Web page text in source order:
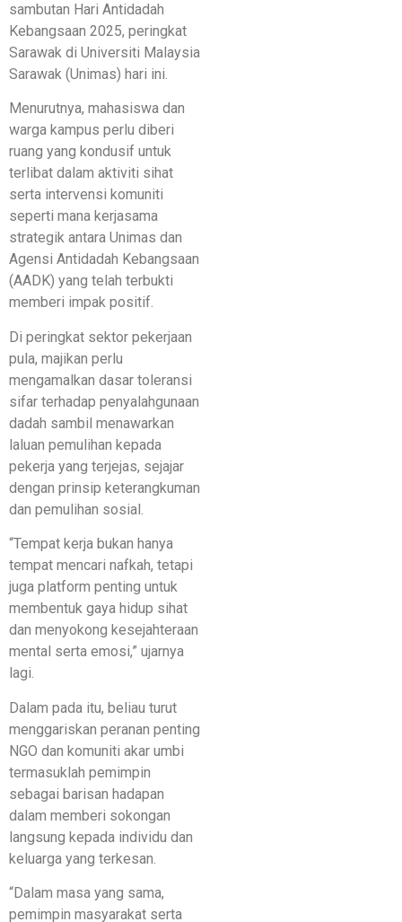
sambutan Hari Antidadah
Kebangsaan 2025, peringkat
Sarawak di Universiti Malaysia
Sarawak (Unimas) hari ini.
Menurutnya, mahasiswa dan
warga kampus perlu diberi
ruang yang kondusif untuk
terlibat dalam aktiviti sihat
serta intervensi komuniti
seperti mana kerjasama
strategik antara Unimas dan
Agensi Antidadah Kebangsaan
(AADK) yang telah terbukti
memberi impak positif.
Di peringkat sektor pekerjaan
pula, majikan perlu
mengamalkan dasar toleransi
sifar terhadap penyalahgunaan
dadah sambil menawarkan
laluan pemulihan kepada
pekerja yang terjejas, sejajar
dengan prinsip keterangkuman
dan pemulihan sosial.
“Tempat kerja bukan hanya
tempat mencari nafkah, tetapi
juga platform penting untuk
membentuk gaya hidup sihat
dan menyokong kesejahteraan
mental serta emosi,” ujarnya
lagi.
Dalam pada itu, beliau turut
menggariskan peranan penting
NGO dan komuniti akar umbi
termasuklah pemimpin
sebagai barisan hadapan
dalam memberi sokongan
langsung kepada individu dan
keluarga yang terkesan.
“Dalam masa yang sama,
pemimpin masyarakat serta